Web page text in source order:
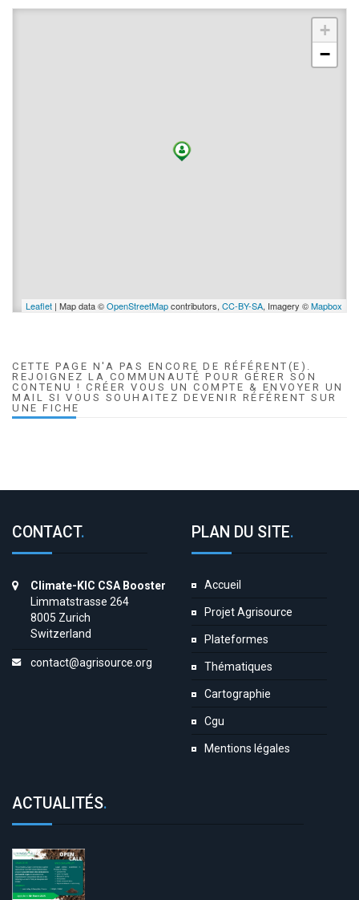
+
−
Leaflet | Map data ©OpenStreetMapcontributors, CC-BY-SA, Imagery ©Mapbox
CETTE PAGE N'A PAS ENCORE DE RÉFÉRENT(E).
REJOIGNEZ LA COMMUNAUTÉ POUR GÉRER SON
CONTENU ! CRÉER VOUS UN COMPTE & ENVOYER UN
MAIL SI VOUS SOUHAITEZ DEVENIR RÉFÉRENT SUR
UNE FICHE
CONTACT.
Climate-KIC CSA Booster
Limmatstrasse 264
8005 Zurich
Switzerland
contact@agrisource.org
PLAN DU SITE.
Accueil
Projet Agrisource
Plateformes
Thématiques
Cartographie
Cgu
Mentions légales
ACTUALITÉS.